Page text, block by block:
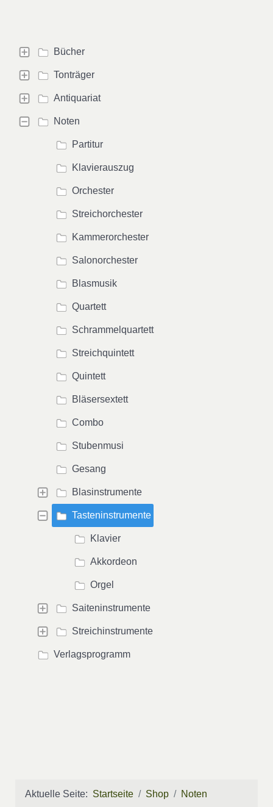
Bücher
Tonträger
Antiquariat
Noten
Partitur
Klavierauszug
Orchester
Streichorchester
Kammerorchester
Salonorchester
Blasmusik
Quartett
Schrammelquartett
Streichquintett
Quintett
Bläsersextett
Combo
Stubenmusi
Gesang
Blasinstrumente
Tasteninstrumente
Klavier
Akkordeon
Orgel
Saiteninstrumente
Streichinstrumente
Verlagsprogramm
Aktuelle Seite: Startseite Shop
Noten